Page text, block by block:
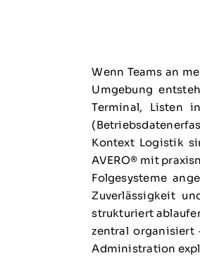
Wenn Teams an
Umgebung
Terminal, Listen
Kontext Logistik
AVERO® mit
Folgesysteme
Zuverlässigkeit
strukturiert
zentral organisiert
Administration